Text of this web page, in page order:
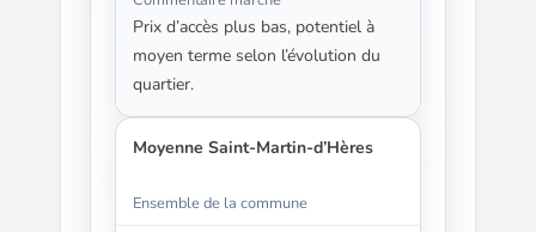
Prix d’accès plus bas, potentiel à
moyen terme selon l’évolution du
quartier.
Moyenne Saint-Martin-d’Hères
Ensemble de la commune